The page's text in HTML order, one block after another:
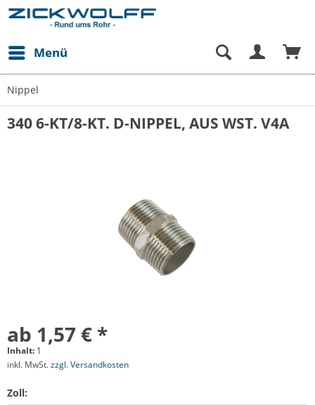
Menü
Nippel
340 6-KT/8-KT. D-NIPPEL, AUS WST. V4A
ab 1,57 € *
Inhalt: 1
inkl. MwSt.zzgl. Versandkosten
Zoll: